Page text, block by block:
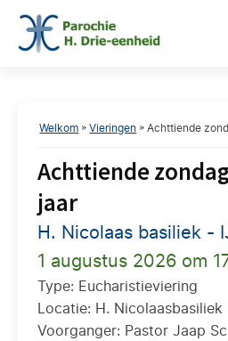
Welkom »Vieringen »Achttiende
Achttiende
jaar
H. Nicolaas basiliek -
1 augustus 2026 om
Type: Eucharistieviering
Locatie: H. Nicolaasbasiliek
Voorganger: Pastor Jaap